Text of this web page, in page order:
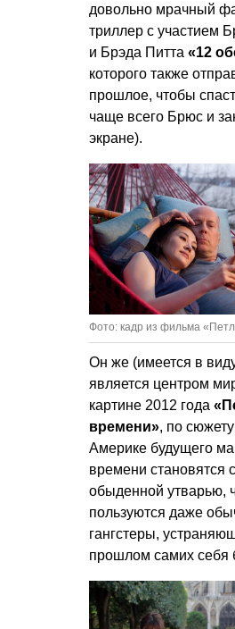
довольно мрачный
триллер с участием
и Брэда Питта «12
которого также
прошлое, чтобы
чаще всего Брюс и
экране).
Фото: кадр из фильма
Он же (имеется в
является центром
картине 2012 года
времени», по
Америке будущего
времени становятся
обыденной утварью,
пользуются даже
гангстеры,
прошлом самих себя